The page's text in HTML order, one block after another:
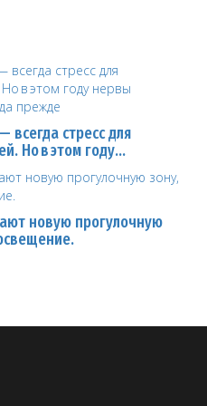
всегда стресс для
Но в этом году…
новую прогулочную